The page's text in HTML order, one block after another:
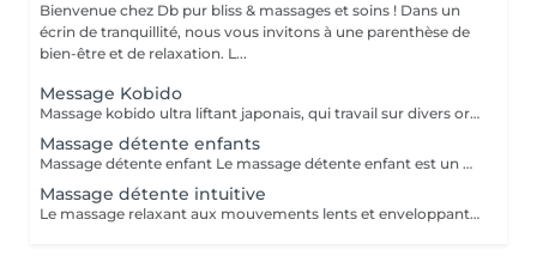
Bienvenue chez Db pur bliss & massages et soins ! Dans un
écrin de tranquillité, nous vous invitons à une parenthèse de
bien-être et de relaxation. L...
Message Kobido
Massage kobido ultra liftant japonais, qui travail sur divers organes du corp . Effet liftant immédiat et garantit . Massage soin et beauté .
Massage détente enfants
Massage détente enfant Le massage détente enfant est un moment de bien-être spécialement conçu pour les plus jeunes. Réalisé avec des gestes doux, lents et sécurisants, il aide l'enfant à se relaxer, à libérer les tensions et à apaiser les émotions. Ce massage favorise le calme, améliore la qualité du sommeil et permet à l'enfant de se reconnecter à son corps dans un climat de confiance et de sérénité. Un véritable instant de douceur, adapté à l'âge et aux besoins de chaque enfant.
Massage détente intuitive
Le massage relaxant aux mouvements lents et enveloppants, idéal pour relâcher les tensions et apaiser l'esprit. .